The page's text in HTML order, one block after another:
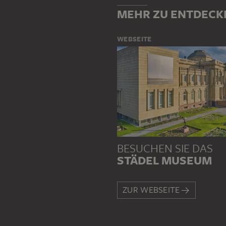
MEHR ZU
WEBSEITE
BESUCHEN SIE DAS
STÄDEL MUSEUM
ZUR WEBSEITE